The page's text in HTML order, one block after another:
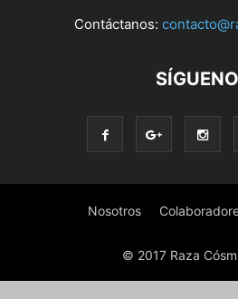
Contáctanos:
Nosotros
© 2017 Raza